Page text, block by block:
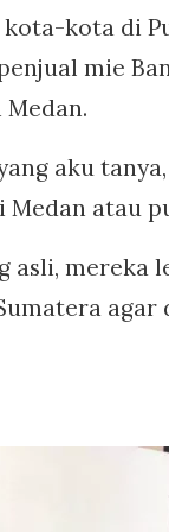
kota di
mie
aku
atau
asli, mereka
agar